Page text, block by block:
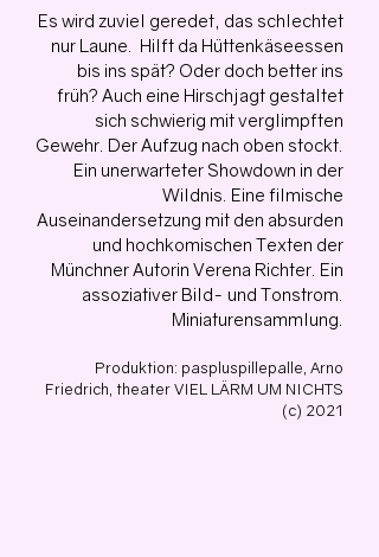
Es wird zuviel geredet, das schlechtet
nur Laune. Hilft da Hüttenkäseessen
bis ins spät? Oder doch better ins
früh? Auch eine Hirschjagt gestaltet
sich schwierig mit verglimpften
Gewehr. Der Aufzug nach oben stockt.
Ein unerwarteter Showdown in der
Wildnis. Eine filmische
Auseinandersetzung mit den absurden
und hochkomischen Texten der
Münchner Autorin Verena Richter. Ein
assoziativer Bild- und Tonstrom.
Miniaturensammlung.
Produktion: paspluspillepalle, Arno
Friedrich, theater VIEL LÄRM UM NICHTS
(c) 2021